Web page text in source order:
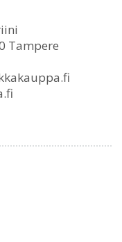
Tampere